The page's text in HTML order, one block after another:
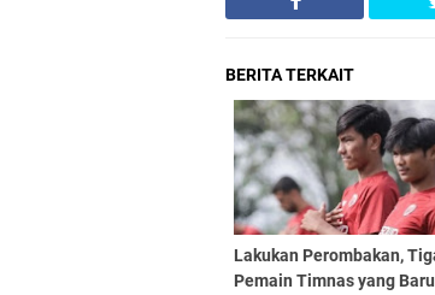
BERITA TERKAIT
Lakukan Perombakan,
Pemain Timnas yang Baru